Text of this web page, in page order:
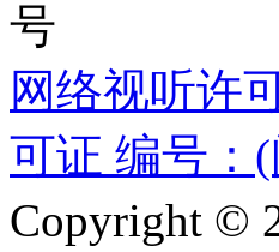
号
网络视听许
可证 编号：
Copyright ©